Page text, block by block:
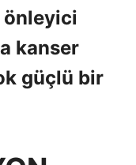
önleyici
kanser
güçlü bir